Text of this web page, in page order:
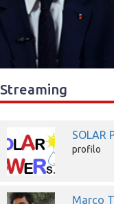
Streaming
SOLAR
profilo
Marco